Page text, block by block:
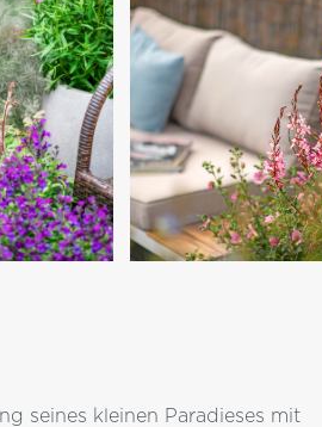
seines kleinen Paradieses mit